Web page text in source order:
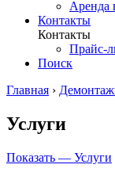
Аренда
Контакты
Контакты
Прайс-
Поиск
Главная ›
Услуги
Показать — Услуги